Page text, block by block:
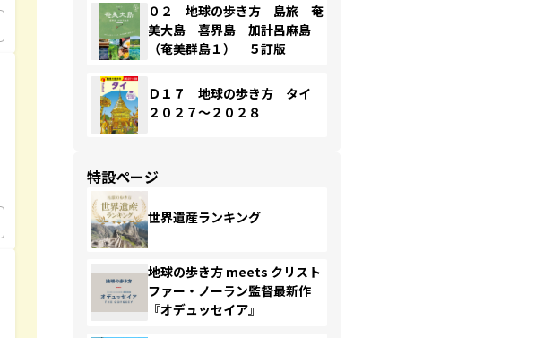
０２ 地球の歩き方 島旅 奄
美大島 喜界島 加計呂麻島
（奄美群島１） ５訂版
Ｄ１７ 地球の歩き方 タイ
２０２７～２０２８
特設ページ
世界遺産ランキング
地球の歩き方 meets クリスト
ファー・ノーラン監督最新作
『オデュッセイア』